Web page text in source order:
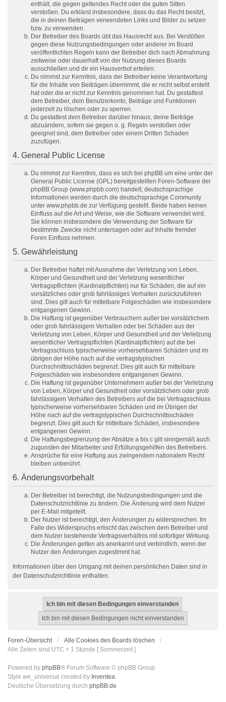
enthält, die gegen geltendes Recht oder die guten Sitten
verstoßen. Du erklärst insbesondere, dass du das Recht besitzt,
die in deinen Beiträgen verwendeten Links und Bilder zu setzen
bzw. zu verwenden.
Der Betreiber des Boards übt das Hausrecht aus. Bei Verstößen
gegen diese Nutzungsbedingungen oder anderer im Board
veröffentlichten Regeln kann der Betreiber dich nach Abmahnung
zeitweise oder dauerhaft von der Nutzung dieses Boards
ausschließen und dir ein Hausverbot erteilen.
Du nimmst zur Kenntnis, dass der Betreiber keine Verantwortung
für die Inhalte von Beiträgen übernimmt, die er nicht selbst erstellt
hat oder die er nicht zur Kenntnis genommen hat. Du gestattest
dem Betreiber, dein Benutzerkonto, Beiträge und Funktionen
jederzeit zu löschen oder zu sperren.
Du gestattest dem Betreiber darüber hinaus, deine Beiträge
abzuändern, sofern sie gegen o. g. Regeln verstoßen oder
geeignet sind, dem Betreiber oder einem Dritten Schaden
zuzufügen.
4. General Public License
Du nimmst zur Kenntnis, dass es sich bei phpBB um eine unter der
General Public License (GPL) bereitgestellten Foren-Software der
phpBB Group (www.phpbb.com) handelt; deutschsprachige
Informationen werden durch die deutschsprachige Community
unter www.phpbb.de zur Verfügung gestellt. Beide haben keinen
Einfluss auf die Art und Weise, wie die Software verwendet wird.
Sie können insbesondere die Verwendung der Software für
bestimmte Zwecke nicht untersagen oder auf Inhalte fremder
Foren Einfluss nehmen.
5. Gewährleistung
Der Betreiber haftet mit Ausnahme der Verletzung von Leben,
Körper und Gesundheit und der Verletzung wesentlicher
Vertragspflichten (Kardinalpflichten) nur für Schäden, die auf ein
vorsätzliches oder grob fahrlässiges Verhalten zurückzuführen
sind. Dies gilt auch für mittelbare Folgeschäden wie insbesondere
entgangenen Gewinn.
Die Haftung ist gegenüber Verbrauchern außer bei vorsätzlichem
oder grob fahrlässigem Verhalten oder bei Schäden aus der
Verletzung von Leben, Körper und Gesundheit und der Verletzung
wesentlicher Vertragspflichten (Kardinalpflichten) auf die bei
Vertragsschluss typischerweise vorhersehbaren Schäden und im
übrigen der Höhe nach auf die vertragstypischen
Durchschnittsschäden begrenzt. Dies gilt auch für mittelbare
Folgeschäden wie insbesondere entgangenen Gewinn.
Die Haftung ist gegenüber Unternehmern außer bei der Verletzung
von Leben, Körper und Gesundheit oder vorsätzlichem oder grob
fahrlässigem Verhalten des Betreibers auf die bei Vertragsschluss
typischerweise vorhersehbaren Schäden und im Übrigen der
Höhe nach auf die vertragstypischen Durchschnittsschäden
begrenzt. Dies gilt auch für mittelbare Schäden, insbesondere
entgangenen Gewinn.
Die Haftungsbegrenzung der Absätze a bis c gilt sinngemäß auch
zugunsten der Mitarbeiter und Erfüllungsgehilfen des Betreibers.
Ansprüche für eine Haftung aus zwingendem nationalem Recht
bleiben unberührt.
6. Änderungsvorbehalt
Der Betreiber ist berechtigt, die Nutzungsbedingungen und die
Datenschutzrichtlinie zu ändern. Die Änderung wird dem Nutzer
per E-Mail mitgeteilt.
Der Nutzer ist berechtigt, den Änderungen zu widersprechen. Im
Falle des Widerspruchs erlischt das zwischen dem Betreiber und
dem Nutzer bestehende Vertragsverhältnis mit sofortiger Wirkung.
Die Änderungen gelten als anerkannt und verbindlich, wenn der
Nutzer den Änderungen zugestimmt hat.
Informationen über den Umgang mit deinen persönlichen Daten sind in
der Datenschutzrichtlinie enthalten.
Foren-Übersicht
Alle Cookies des Boards löschen
Alle Zeiten sind UTC + 1 Stunde [ Sommerzeit ]
Powered by phpBB® Forum Software © phpBB Group
Style we_universal created by Inventea.
Deutsche Übersetzung durch phpBB.de